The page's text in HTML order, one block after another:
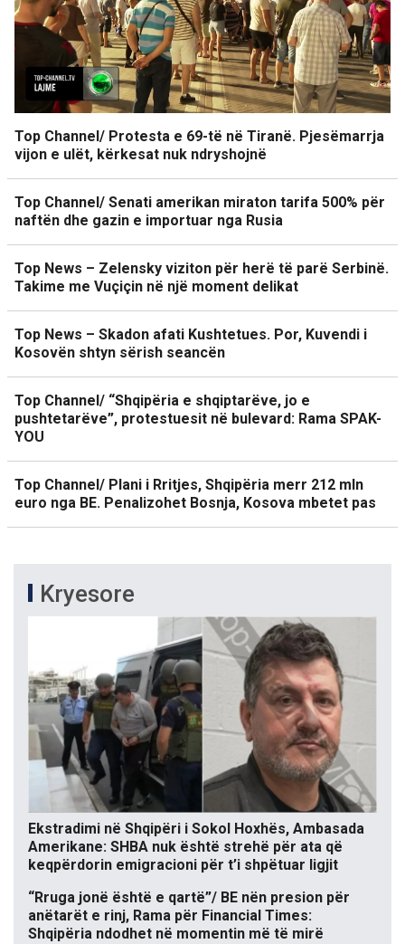
Top Channel/ Protesta e 69-të në Tiranë. Pjesëmarrja
vijon e ulët, kërkesat nuk ndryshojnë
Top Channel/ Senati amerikan miraton tarifa 500% për
naftën dhe gazin e importuar nga Rusia
Top News – Zelensky viziton për herë të parë Serbinë.
Takime me Vuçiçin në një moment delikat
Top News – Skadon afati Kushtetues. Por, Kuvendi i
Kosovën shtyn sërish seancën
Top Channel/ “Shqipëria e shqiptarëve, jo e
pushtetarëve”, protestuesit në bulevard: Rama SPAK-
YOU
Top Channel/ Plani i Rritjes, Shqipëria merr 212 mln
euro nga BE. Penalizohet Bosnja, Kosova mbetet pas
Kryesore
Ekstradimi në Shqipëri i Sokol Hoxhës, Ambasada
Amerikane: SHBA nuk është strehë për ata që
keqpërdorin emigracioni për t’i shpëtuar ligjit
“Rruga jonë është e qartë”/ BE nën presion për
anëtarët e rinj, Rama për Financial Times:
Shqipëria ndodhet në momentin më të mirë